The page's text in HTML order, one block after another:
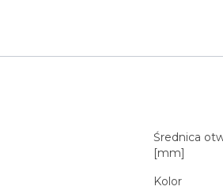
Średnica
[mm]
Kolor